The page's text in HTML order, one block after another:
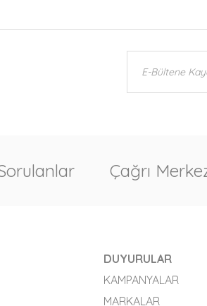
Çağrı
DUYURULAR
KAMPANYALAR
MARKALAR